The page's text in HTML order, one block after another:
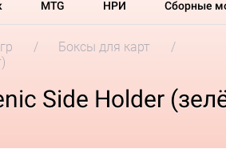
MTG НРИ Сборные
Боксы для карт
Side Holder